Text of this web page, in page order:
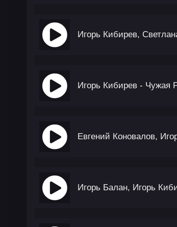
Игорь Кибирев,
Игорь Кибирев - Чужая
Евгений Коновалов,
Игорь Балан, Игорь